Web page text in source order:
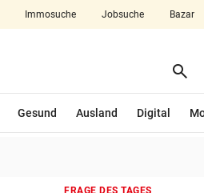
Immosuche Jobsuche Bazar
search
Gesund Ausland Digital
FRAGE DES TAGES